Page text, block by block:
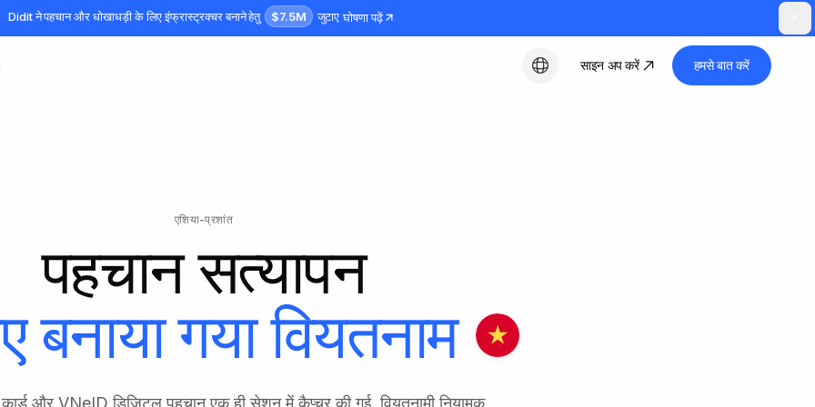
Didit ने पहचान और धोखाधड़ी के लिए इंफ्रास्ट्रक्चर बनाने हेतु $7.5M जुटाए घोषणा पढ़ें
हिन्दी
साइन अप करें हमसे बात करें
एशिया-प्रशांत
पहचान सत्यापन
बनाया गयावियतनाम
और VNeID डिजिटल पहचान एक ही सेशन में कैप्चर की गई, वियतनामी नियामक